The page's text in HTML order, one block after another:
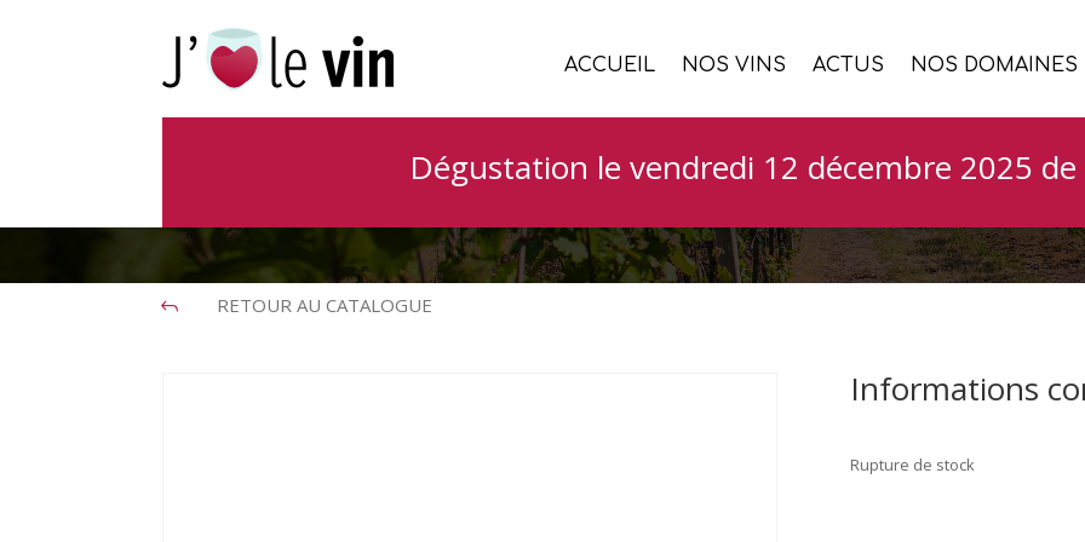
ACCUEIL NOS VINS ACTUS NOS DOMAINES
Dégustation le vendredi 12 décembre 2025 de
Cabardès Petites Rangées
J RETOUR AU CATALOGUE
Informations
Rupture de stock